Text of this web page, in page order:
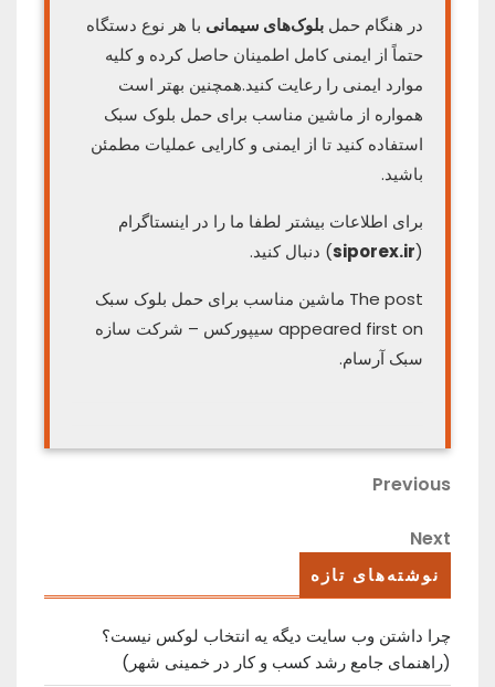
در هنگام حمل بلوک‌های سیمانی با هر نوع دستگاه
حتماً از ایمنی کامل اطمینان حاصل کرده و کلیه
موارد ایمنی را رعایت کنید.همچنین بهتر است
همواره از ماشین مناسب برای حمل بلوک سبک
استفاده کنید تا از ایمنی و کارایی عملیات مطمئن
باشید.
برای اطلاعات بیشتر لطفا ما را در اینستاگرام
(
siporex.ir) دنبال کنید.
The post ماشین مناسب برای حمل بلوک سبک
appeared first on سیپورکس – شرکت سازه
سبک آرسام.
راهبری
نوشته
Previous
Previous
Next
Next
نوشته‌های تازه
چرا داشتن وب سایت دیگه یه انتخاب لوکس نیست؟
(راهنمای جامع رشد کسب ‌و کار در خمینی ‌شهر)